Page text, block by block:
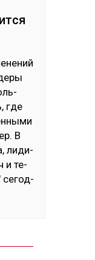
где
В
ли­ди­
и те­
се­год­